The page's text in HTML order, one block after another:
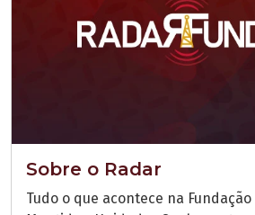
Sobre o Radar
Tudo o que acontece na Fundação